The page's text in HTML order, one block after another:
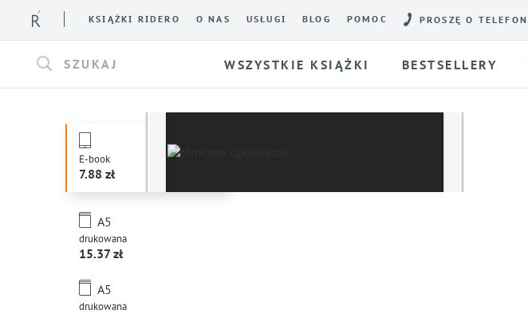
KSIĄŻKI RIDERO O NAS USŁUGI BLOG POMOC PROSZĘ O TELEFON
SZUKAJ WSZYSTKIE KSIĄŻKI BESTSELLERY
E-book
7.88
drukowana
A5
15.37
drukowana
A5